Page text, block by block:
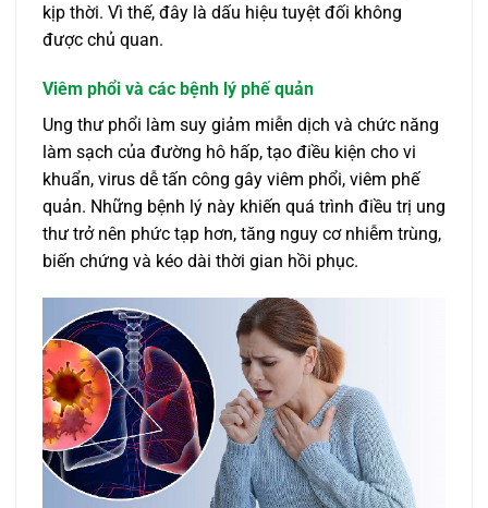
kịp thời. Vì thế, đây là dấu hiệu tuyệt đối không
được chủ quan.
Viêm phổi và các bệnh lý phế quản
Ung thư phổi làm suy giảm miễn dịch và chức năng
làm sạch của đường hô hấp, tạo điều kiện cho vi
khuẩn, virus dễ tấn công gây viêm phổi, viêm phế
quản. Những bệnh lý này khiến quá trình điều trị ung
thư trở nên phức tạp hơn, tăng nguy cơ nhiễm trùng,
biến chứng và kéo dài thời gian hồi phục.